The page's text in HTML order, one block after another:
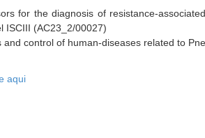
for the diagnosis of resistance-
ISCIII (AC23_2/00027)
control of human-diseases related to
aqui